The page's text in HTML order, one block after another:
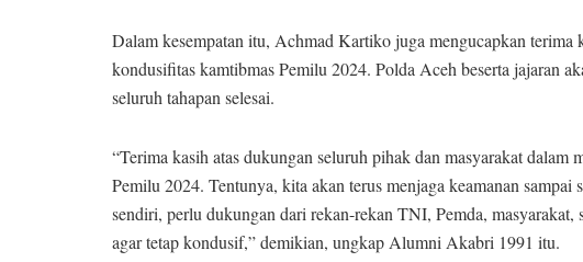
Dalam kesempatan itu, Achmad Kartiko juga mengucapkan terima
kondusifitas kamtibmas Pemilu 2024. Polda Aceh beserta jajaran
seluruh tahapan selesai.
“Terima kasih atas dukungan seluruh pihak dan masyarakat dalam
Pemilu 2024. Tentunya, kita akan terus menjaga keamanan
sendiri, perlu dukungan dari rekan-rekan TNI, Pemda, masyarakat,
agar tetap kondusif,” demikian, ungkap Alumni Akabri 1991 itu.